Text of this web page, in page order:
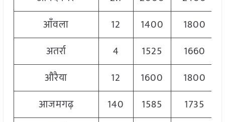
आँवला
12 1400 1800
अतर्रा
4 1525 1660
औरैया
12 1600 1800
आजमगढ़
140 1585 1735